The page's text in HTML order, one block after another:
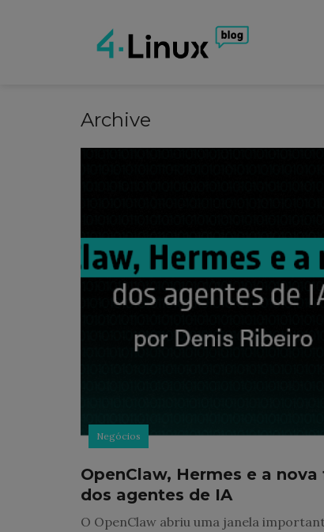
Archive
Negócios
OpenClaw, Hermes e a nova
dos agentes de IA
O OpenClaw abriu uma janela